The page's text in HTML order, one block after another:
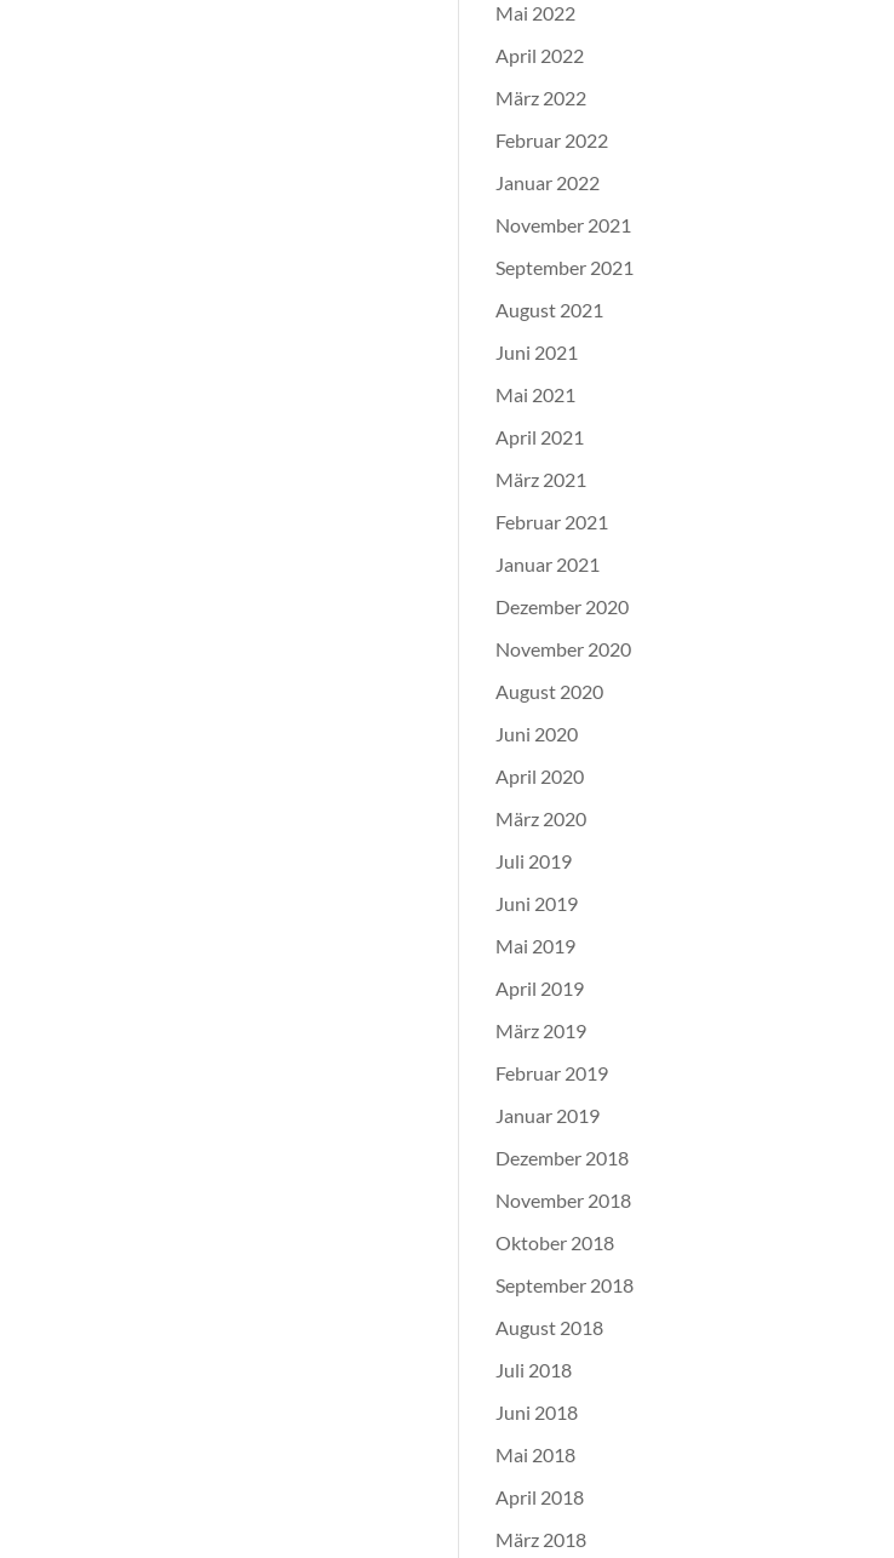
Mai 2022
April 2022
März 2022
Februar 2022
Januar 2022
November 2021
September 2021
August 2021
Juni 2021
Mai 2021
April 2021
März 2021
Februar 2021
Januar 2021
Dezember 2020
November 2020
August 2020
Juni 2020
April 2020
März 2020
Juli 2019
Juni 2019
Mai 2019
April 2019
März 2019
Februar 2019
Januar 2019
Dezember 2018
November 2018
Oktober 2018
September 2018
August 2018
Juli 2018
Juni 2018
Mai 2018
April 2018
März 2018